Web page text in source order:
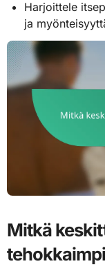
Harjoittele
ja
Mitkä